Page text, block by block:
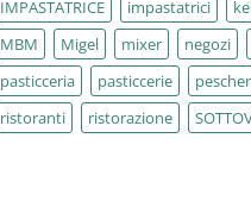
IMPASTATRICE
impastatrici
MBM
Migel mixer negozi
pasticceria
pasticcerie
ristoranti
ristorazione